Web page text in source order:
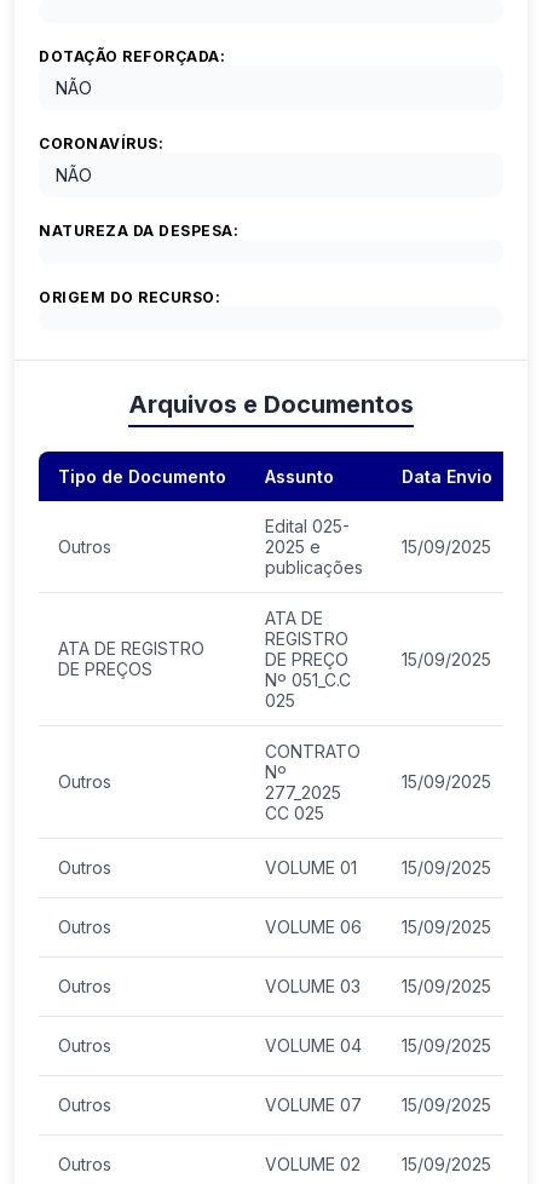
DOTAÇÃO REFORÇADA:
NÃO
CORONAVÍRUS:
NÃO
NATUREZA DA DESPESA:
ORIGEM DO RECURSO:
Arquivos e Documentos
Tipo de Documento Assunto Data Envio
Outros
Edital 025-
2025 e
publicações
15/09/2025
ATA DE REGISTRO
DE PREÇOS
ATA DE
REGISTRO
DE PREÇO
Nº 051_C.C
025
15/09/2025
Outros
CONTRATO
Nº
277_2025
CC 025
15/09/2025
Outros VOLUME 01 15/09/2025
Outros VOLUME 06 15/09/2025
Outros VOLUME 03 15/09/2025
Outros VOLUME 04 15/09/2025
Outros VOLUME 07 15/09/2025
Outros VOLUME 02 15/09/2025